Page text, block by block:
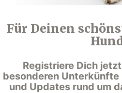
Für Deinen
Registriere Dich
besonderen
und Updates rund um